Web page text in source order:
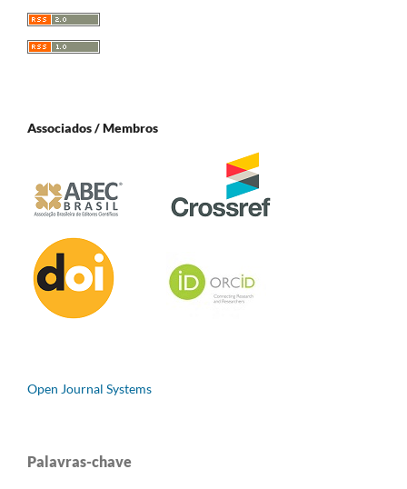
Associados / Membros
Open Journal Systems
Palavras-chave